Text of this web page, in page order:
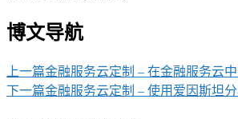
博文导航
上一篇金融服务云定制 – 在金融服务云
下一篇金融服务云定制 – 使用爱因斯坦